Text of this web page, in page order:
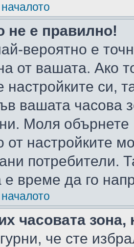
не е правилно!
вероятно е
от вашата. Ако
настройките си,
вашата
Моля обърнете
от настройките
потребители.
е време да го
часовата
че сте